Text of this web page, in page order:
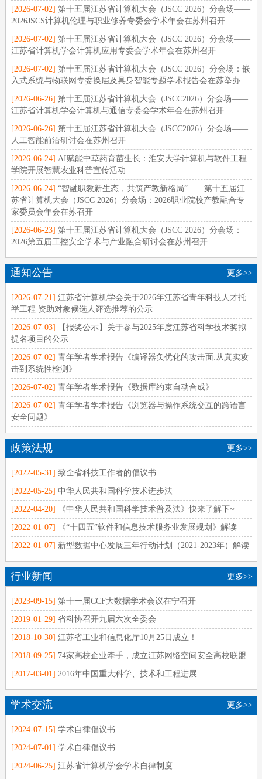
[2026-07-02] 第十五届江苏省计算机大会（JSCC 2026）分会场——
2026JSCS计算机伦理与职业修养专委会学术年会在苏州召开
[2026-07-02] 第十五届江苏省计算机大会（JSCC 2026）分会场——
江苏省计算机学会计算机应用专委会学术年会在苏州召开
[2026-07-02] 第十五届江苏省计算机大会（JSCC 2026）分会场：嵌
入式系统与物联网专委换届及具身智能专题学术报告会在苏举办
[2026-06-26] 第十五届江苏省计算机大会（JSCC2026）分会场——
江苏省计算机学会计算机与通信专委会学术年会在苏州召开
[2026-06-26] 第十五届江苏省计算机大会（JSCC2026）分会场——
人工智能前沿研讨会在苏州召开
[2026-06-24] AI赋能中草药育苗生长：淮安大学计算机与软件工程
学院开展智慧农业科普宣传活动
[2026-06-24] “智融职教新生态，共筑产教新格局”——第十五届江
苏省计算机大会（JSCC 2026）分会场：2026职业院校产教融合专
家委员会年会在苏召开
[2026-06-23] 第十五届江苏省计算机大会（JSCC 2026）分会场：
2026第五届工控安全学术与产业融合研讨会在苏州召开
通知公告 更多>>
[2026-07-21] 江苏省计算机学会关于2026年江苏省青年科技人才托
举工程 资助对象候选人评选推荐的公示
[2026-07-03]
【报奖公示】关于参与2025年度江苏省科学技术奖拟
提名项目的公示
[2026-07-02] 青年学者学术报告《编译器负优化的攻击面:从真实攻
击到系统性检测》
[2026-07-02] 青年学者学术报告《数据库约束自动合成》
[2026-07-02] 青年学者学术报告《浏览器与操作系统交互的跨语言
安全问题》
政策法规 更多>>
[2022-05-31] 致全省科技工作者的倡议书
[2022-05-25] 中华人民共和国科学技术进步法
[2022-04-20] 《中华人民共和国科学技术普及法》快来了解下~
[2022-01-07] 《“十四五”软件和信息技术服务业发展规划》解读
[2022-01-07] 新型数据中心发展三年行动计划（2021-2023年）解读
行业新闻 更多>>
[2023-09-15] 第十一届CCF大数据学术会议在宁召开
[2019-01-29] 省科协召开九届六次全委会
[2018-10-30] 江苏省工业和信息化厅10月25日成立！
[2018-09-25] 74家高校企业牵手，成立江苏网络空间安全高校联盟
[2017-03-01] 2016年中国重大科学、技术和工程进展
学术交流 更多>>
[2024-07-15] 学术自律倡议书
[2024-07-01] 学术自律倡议书
[2024-06-25] 江苏省计算机学会学术自律制度